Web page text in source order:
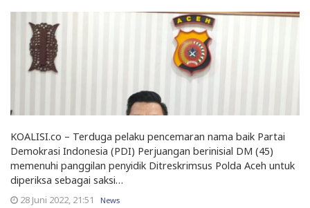
KOALISI.co – Terduga pelaku pencemaran nama baik Partai
Demokrasi Indonesia (PDI) Perjuangan berinisial DM (45)
memenuhi panggilan penyidik Ditreskrimsus Polda Aceh untuk
diperiksa sebagai saksi…
28 Juni 2022, 21:51 News